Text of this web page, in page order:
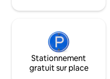
Stationnement
gratuit sur place